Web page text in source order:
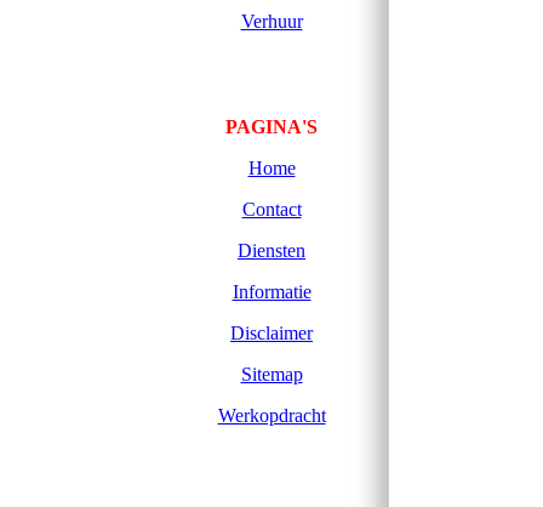
Verhuur
PAGINA'S
Home
Contact
Diensten
Informatie
Disclaimer
Sitemap
Werkopdracht